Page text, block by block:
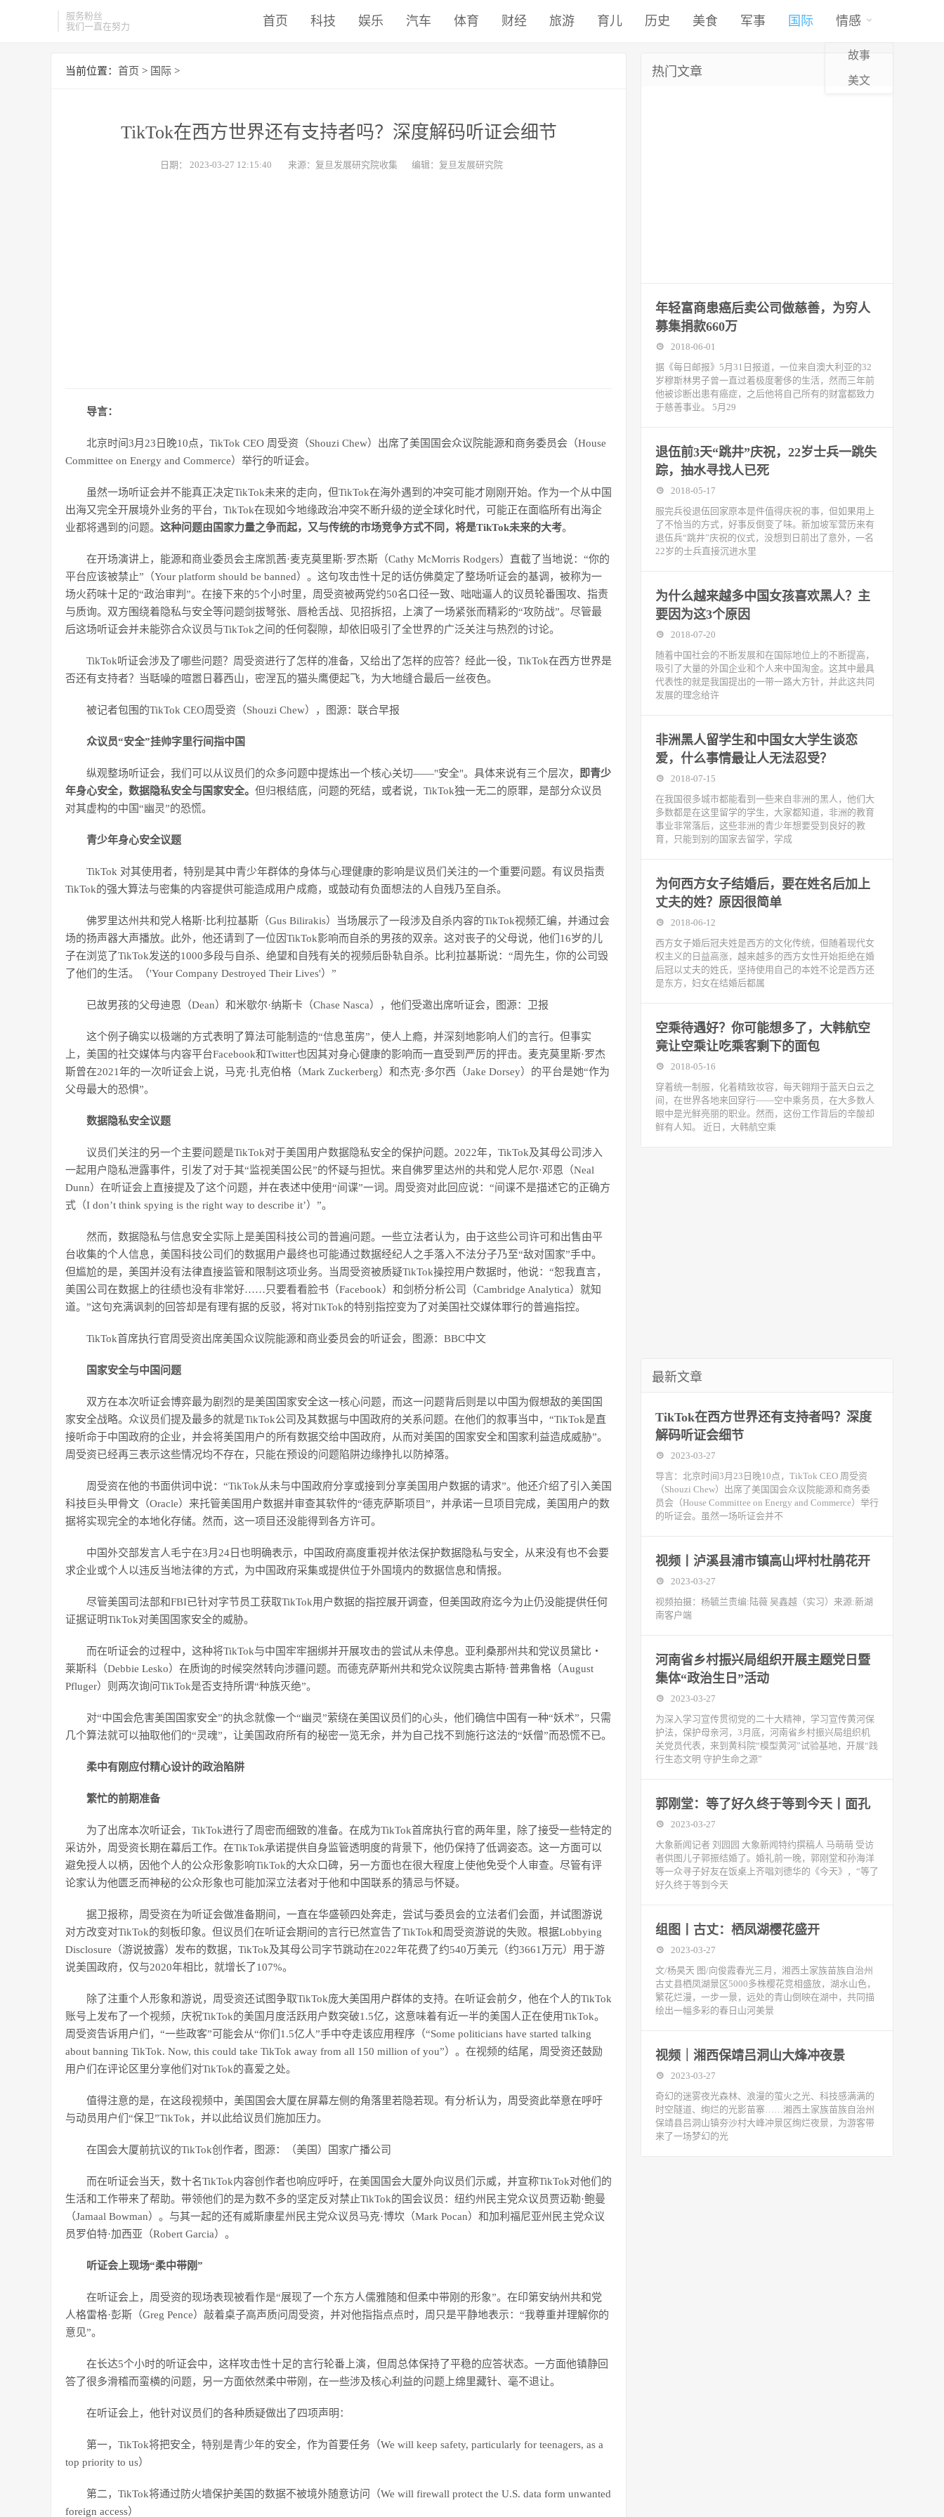
服务粉丝
我们一直在努力
首页 科技 娱乐 汽车 体育 财经 旅游 育儿 历史 美食 军事 国际 情感
故事
美文
当前位置： 首页 > 国际 >
TikTok在西方世界还有支持者吗？深度解码听证会细节
日期： 2023-03-27 12:15:40 来源：复旦发展研究院收集 编辑：复旦发展研究院
导言：
北京时间3月23日晚10点，TikTok CEO 周受资（Shouzi Chew）出席了美国国会众议院能源和商务委员会（House
Committee on Energy and Commerce）举行的听证会。
虽然一场听证会并不能真正决定TikTok未来的走向，但TikTok在海外遇到的冲突可能才刚刚开始。作为一个从中国
出海又完全开展境外业务的平台，TikTok在现如今地缘政治冲突不断升级的逆全球化时代，可能正在面临所有出海企
业都将遇到的问题。 这种问题由国家力量之争而起，又与传统的市场竞争方式不同，将是TikTok未来的大考。
在开场演讲上，能源和商业委员会主席凯茜·麦克莫里斯·罗杰斯（Cathy McMorris Rodgers）直截了当地说：“你的
平台应该被禁止”（Your platform should be banned）。这句攻击性十足的话仿佛奠定了整场听证会的基调，被称为一
场火药味十足的“政治审判”。在接下来的5个小时里，周受资被两党约50名口径一致、咄咄逼人的议员轮番围攻、指责
与质询。双方围绕着隐私与安全等问题剑拔弩张、唇枪舌战、见招拆招，上演了一场紧张而精彩的“攻防战”。尽管最
后这场听证会并未能弥合众议员与TikTok之间的任何裂隙，却依旧吸引了全世界的广泛关注与热烈的讨论。
TikTok听证会涉及了哪些问题？周受资进行了怎样的准备，又给出了怎样的应答？经此一役，TikTok在西方世界是
否还有支持者？当聒噪的喧嚣日暮西山，密涅瓦的猫头鹰便起飞，为大地缝合最后一丝夜色。
被记者包围的TikTok CEO周受资（Shouzi Chew），图源：联合早报
众议员“安全”挂帅字里行间指中国
纵观整场听证会，我们可以从议员们的众多问题中提炼出一个核心关切——"安全"。具体来说有三个层次，
即青少
年身心安全，数据隐私安全与国家安全。 但归根结底，问题的死结，或者说，TikTok独一无二的原罪，是部分众议员
对其虚构的中国“幽灵”的恐慌。
青少年身心安全议题
TikTok 对其使用者，特别是其中青少年群体的身体与心理健康的影响是议员们关注的一个重要问题。有议员指责
TikTok的强大算法与密集的内容提供可能造成用户成瘾，或鼓动有负面想法的人自残乃至自杀。
佛罗里达州共和党人格斯·比利拉基斯（Gus Bilirakis）当场展示了一段涉及自杀内容的TikTok视频汇编，并通过会
场的扬声器大声播放。此外，他还请到了一位因TikTok影响而自杀的男孩的双亲。这对丧子的父母说，他们16岁的儿
子在浏览了TikTok发送的1000多段与自杀、绝望和自残有关的视频后卧轨自杀。比利拉基斯说：“周先生，你的公司毁
了他们的生活。（'Your Company Destroyed Their Lives'）”
已故男孩的父母迪恩（Dean）和米歇尔·纳斯卡（Chase Nasca），他们受邀出席听证会，图源：卫报
这个例子确实以极端的方式表明了算法可能制造的“信息茧房”，使人上瘾，并深刻地影响人们的言行。但事实
上，美国的社交媒体与内容平台Facebook和Twitter也因其对身心健康的影响而一直受到严厉的抨击。麦克莫里斯·罗杰
斯曾在2021年的一次听证会上说，马克·扎克伯格（Mark Zuckerberg）和杰克·多尔西（Jake Dorsey）的平台是她“作为
父母最大的恐惧”。
数据隐私安全议题
议员们关注的另一个主要问题是TikTok对于美国用户数据隐私安全的保护问题。2022年，TikTok及其母公司涉入
一起用户隐私泄露事件，引发了对于其“监视美国公民”的怀疑与担忧。来自佛罗里达州的共和党人尼尔·邓恩（Neal
Dunn）在听证会上直接提及了这个问题，并在表述中使用“间谍”一词。周受资对此回应说：“间谍不是描述它的正确方
式（I don’t think spying is the right way to describe it’）”。
然而，数据隐私与信息安全实际上是美国科技公司的普遍问题。一些立法者认为，由于这些公司许可和出售由平
台收集的个人信息，美国科技公司们的数据用户最终也可能通过数据经纪人之手落入不法分子乃至“敌对国家”手中。
但尴尬的是，美国并没有法律直接监管和限制这项业务。当周受资被质疑TikTok操控用户数据时，他说：“恕我直言，
美国公司在数据上的往绩也没有非常好……只要看看脸书（Facebook）和剑桥分析公司（Cambridge Analytica）就知
道。”这句充满讽刺的回答却是有理有据的反驳，将对TikTok的特别指控变为了对美国社交媒体罪行的普遍指控。
TikTok首席执行官周受资出席美国众议院能源和商业委员会的听证会，图源：BBC中文
国家安全与中国问题
双方在本次听证会博弈最为剧烈的是美国国家安全这一核心问题，而这一问题背后则是以中国为假想敌的美国国
家安全战略。众议员们提及最多的就是TikTok公司及其数据与中国政府的关系问题。在他们的叙事当中，“TikTok是直
接听命于中国政府的企业，并会将美国用户的所有数据交给中国政府，从而对美国的国家安全和国家利益造成威胁”。
周受资已经再三表示这些情况均不存在，只能在预设的问题陷阱边缘挣扎以防掉落。
周受资在他的书面供词中说：“TikTok从未与中国政府分享或接到分享美国用户数据的请求”。他还介绍了引入美国
科技巨头甲骨文（Oracle）来托管美国用户数据并审查其软件的“德克萨斯项目”，并承诺一旦项目完成，美国用户的数
据将实现完全的本地化存储。然而，这一项目还没能得到各方许可。
中国外交部发言人毛宁在3月24日也明确表示，中国政府高度重视并依法保护数据隐私与安全，从来没有也不会要
求企业或个人以违反当地法律的方式，为中国政府采集或提供位于外国境内的数据信息和情报。
尽管美国司法部和FBI已针对字节员工获取TikTok用户数据的指控展开调查，但美国政府迄今为止仍没能提供任何
证据证明TikTok对美国国家安全的威胁。
而在听证会的过程中，这种将TikTok与中国牢牢捆绑并开展攻击的尝试从未停息。亚利桑那州共和党议员黛比‧
莱斯科（Debbie Lesko）在质询的时候突然转向涉疆问题。而德克萨斯州共和党众议院奥古斯特·普弗鲁格（August
Pfluger）则两次询问TikTok是否支持所谓“种族灭绝”。
对“中国会危害美国国家安全”的执念就像一个“幽灵”萦绕在美国议员们的心头，他们确信中国有一种“妖术”，只需
几个算法就可以抽取他们的“灵魂”，让美国政府所有的秘密一览无余，并为自己找不到施行这法的“妖僧”而恐慌不已。
柔中有刚应付精心设计的政治陷阱
繁忙的前期准备
为了出席本次听证会，TikTok进行了周密而细致的准备。在成为TikTok首席执行官的两年里，除了接受一些特定的
采访外，周受资长期在幕后工作。在TikTok承诺提供自身监管透明度的背景下，他仍保持了低调姿态。这一方面可以
避免授人以柄，因他个人的公众形象影响TikTok的大众口碑，另一方面也在很大程度上使他免受个人审查。尽管有评
论家认为他匮乏而神秘的公众形象也可能加深立法者对于他和中国联系的猜忌与怀疑。
据卫报称，周受资在为听证会做准备期间，一直在华盛顿四处奔走，尝试与委员会的立法者们会面，并试图游说
对方改变对TikTok的刻板印象。但议员们在听证会期间的言行已然宣告了TikTok和周受资游说的失败。根据Lobbying
Disclosure（游说披露）发布的数据，TikTok及其母公司字节跳动在2022年花费了约540万美元（约3661万元）用于游
说美国政府，仅与2020年相比，就增长了107%。
除了注重个人形象和游说，周受资还试图争取TikTok庞大美国用户群体的支持。在听证会前夕，他在个人的TikTok
账号上发布了一个视频，庆祝TikTok的美国月度活跃用户数突破1.5亿，这意味着有近一半的美国人正在使用TikTok。
周受资告诉用户们，“一些政客”可能会从“你们1.5亿人”手中夺走该应用程序（“Some politicians have started talking
about banning TikTok. Now, this could take TikTok away from all 150 million of you”）。在视频的结尾，周受资还鼓励
用户们在评论区里分享他们对TikTok的喜爱之处。
值得注意的是，在这段视频中，美国国会大厦在屏幕左侧的角落里若隐若现。有分析认为，周受资此举意在呼吁
与动员用户们“保卫”TikTok，并以此给议员们施加压力。
在国会大厦前抗议的TikTok创作者，图源：（美国）国家广播公司
而在听证会当天，数十名TikTok内容创作者也响应呼吁，在美国国会大厦外向议员们示威，并宣称TikTok对他们的
生活和工作带来了帮助。带领他们的是为数不多的坚定反对禁止TikTok的国会议员：纽约州民主党众议员贾迈勒·鲍曼
（Jamaal Bowman）。与其一起的还有威斯康星州民主党众议员马克·博坎（Mark Pocan）和加利福尼亚州民主党众议
员罗伯特·加西亚（Robert Garcia）。
听证会上现场“柔中带刚”
在听证会上，周受资的现场表现被看作是“展现了一个东方人儒雅随和但柔中带刚的形象”。在印第安纳州共和党
人格雷格·彭斯（Greg Pence）敲着桌子高声质问周受资，并对他指指点点时，周只是平静地表示：“我尊重并理解你的
意见”。
在长达5个小时的听证会中，这样攻击性十足的言行轮番上演，但周总体保持了平稳的应答状态。一方面他镇静回
答了很多滑稽而蛮横的问题，另一方面依然柔中带刚，在一些涉及核心利益的问题上绵里藏针、毫不退让。
在听证会上，他针对议员们的各种质疑做出了四项声明：
第一，TikTok将把安全，特别是青少年的安全，作为首要任务（We will keep safety, particularly for teenagers, as a
top priority to us）
第二，TikTok将通过防火墙保护美国的数据不被境外随意访问（We will firewall protect the U.S. data form unwanted
foreign access）
热门文章
年轻富商患癌后卖公司做慈善，为穷人
募集捐款660万
2018-06-01
据《每日邮报》5月31日报道，一位来自澳大利亚的32
岁穆斯林男子曾一直过着极度奢侈的生活，然而三年前
他被诊断出患有癌症，之后他将自己所有的财富都致力
于慈善事业。 5月29
退伍前3天“跳井”庆祝，22岁士兵一跳失
踪，抽水寻找人已死
2018-05-17
服完兵役退伍回家原本是件值得庆祝的事，但如果用上
了不恰当的方式，好事反倒变了味。新加坡军营历来有
退伍兵“跳井”庆祝的仪式，没想到日前出了意外，一名
22岁的士兵直接沉进水里
为什么越来越多中国女孩喜欢黑人？主
要因为这3个原因
2018-07-20
随着中国社会的不断发展和在国际地位上的不断提高，
吸引了大量的外国企业和个人来中国淘金。这其中最具
代表性的就是我国提出的一带一路大方针，并此这共同
发展的理念给许
非洲黑人留学生和中国女大学生谈恋
爱，什么事情最让人无法忍受？
2018-07-15
在我国很多城市都能看到一些来自非洲的黑人，他们大
多数都是在这里留学的学生，大家都知道，非洲的教育
事业非常落后，这些非洲的青少年想要受到良好的教
育，只能到别的国家去留学，学成
为何西方女子结婚后，要在姓名后加上
丈夫的姓？原因很简单
2018-06-12
西方女子婚后冠夫姓是西方的文化传统，但随着现代女
权主义的日益高涨，越来越多的西方女性开始拒绝在婚
后冠以丈夫的姓氏，坚持使用自己的本姓不论是西方还
是东方，妇女在结婚后都属
空乘待遇好？你可能想多了，大韩航空
竟让空乘让吃乘客剩下的面包
2018-05-16
穿着统一制服，化着精致妆容，每天翱翔于蓝天白云之
间，在世界各地来回穿行——空中乘务员，在大多数人
眼中是光鲜亮丽的职业。然而，这份工作背后的辛酸却
鲜有人知。 近日，大韩航空乘
最新文章
TikTok在西方世界还有支持者吗？深度
解码听证会细节
2023-03-27
导言：北京时间3月23日晚10点，TikTok CEO 周受资
（Shouzi Chew）出席了美国国会众议院能源和商务委
员会（House Committee on Energy and Commerce）举行
的听证会。虽然一场听证会并不
视频丨泸溪县浦市镇高山坪村杜鹃花开
2023-03-27
视频拍摄：杨毓兰责编:陆薇 吴鑫越（实习）来源:新湖
南客户端
河南省乡村振兴局组织开展主题党日暨
集体“政治生日”活动
2023-03-27
为深入学习宣传贯彻党的二十大精神，学习宣传黄河保
护法，保护母亲河，3月底，河南省乡村振兴局组织机
关党员代表，来到黄科院“模型黄河”试验基地，开展“践
行生态文明 守护生命之源”
郭刚堂：等了好久终于等到今天丨面孔
2023-03-27
大象新闻记者 刘园园 大象新闻特约撰稿人 马萌萌 受访
者供图儿子郭振结婚了。婚礼前一晚，郭刚堂和孙海洋
等一众寻子好友在饭桌上齐唱刘德华的《今天》，“等了
好久终于等到今天
组图丨古丈：栖凤湖樱花盛开
2023-03-27
文/杨昊天 图/向俊霞春光三月，湘西土家族苗族自治州
古丈县栖凤湖景区5000多株樱花竞相盛放，湖水山色，
繁花烂漫，一步一景，远处的青山倒映在湖中，共同描
绘出一幅多彩的春日山河美景
视频｜湘西保靖吕洞山大烽冲夜景
2023-03-27
奇幻的迷雾夜光森林、浪漫的萤火之光、科技感满满的
时空隧道、绚烂的光影苗寨……湘西土家族苗族自治州
保靖县吕洞山镇夯沙村大峰冲景区绚烂夜景，为游客带
来了一场梦幻的光